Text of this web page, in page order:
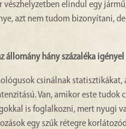
vészhelyzetben elindul egy
azt nem tudom bizonyítani,
állomány hány százaléka
csinálnak statisztikákat,
Van, amikor este tudok
is foglalkozni, mert nyugi
egy szűk rétegre